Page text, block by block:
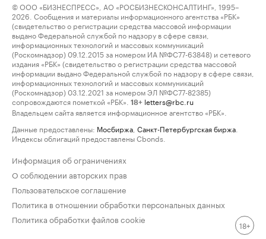
© ООО «БИЗНЕСПРЕСС», АО «РОСБИЗНЕСКОНСАЛТИНГ», 1995–
2026. Сообщения и материалы информационного агентства «РБК»
(свидетельство о регистрации средства массовой информации
выдано Федеральной службой по надзору в сфере связи,
информационных технологий и массовых коммуникаций
(Роскомнадзор) 09.12.2015 за номером ИА №ФС77-63848) и сетевого
издания «РБК» (свидетельство о регистрации средства массовой
информации выдано Федеральной службой по надзору в сфере связи,
информационных технологий и массовых коммуникаций
(Роскомнадзор) 03.12.2021 за номером ЭЛ №ФС77-82385)
сопровождаются пометкой «РБК».
18+ letters@rbc.ru
Владельцем сайта является информационное агентство «РБК».
Данные предоставлены: Мосбиржа Санкт-Петербургская биржа
Индексы облигаций предоставлены Cbonds.
Информация об ограничениях
О соблюдении авторских прав
Пользовательское соглашение
Политика в отношении обработки персональных данных
Политика обработки файлов cookie
18+